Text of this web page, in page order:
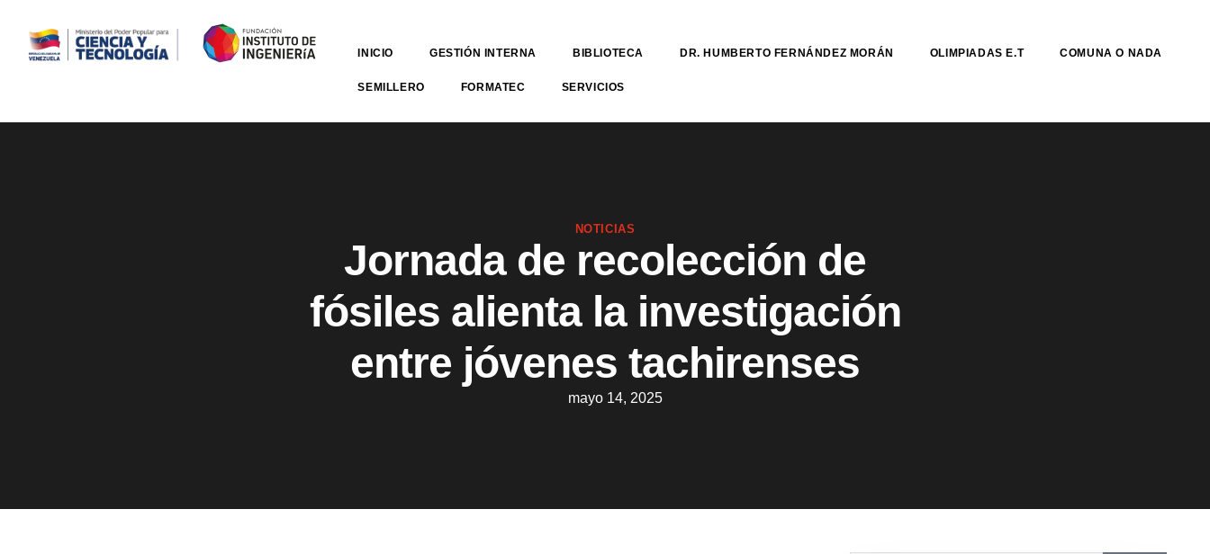
INICIO GESTIÓN INTERNA BIBLIOTECA DR. HUMBERTO FERNÁNDEZ MORÁN OLIMPIADAS E.T COMUNA O NADA
SEMILLERO FORMATEC SERVICIOS
NOTICIAS
Jornada de recolección de
fósiles alienta la investigación
entre jóvenes tachirenses
mayo 14, 2025